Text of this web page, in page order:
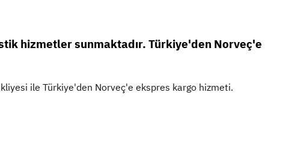
hizmetler sunmaktadır. Türkiye'den Norveç'e
ile Türkiye'den Norveç'e ekspres kargo hizmeti.